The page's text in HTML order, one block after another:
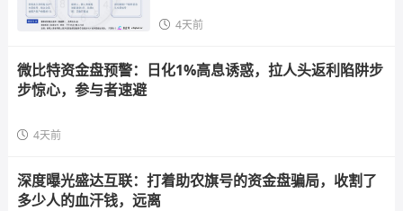
4天前
微比特资金盘预警：日化1%高息诱惑，拉人头返利陷阱步
步惊心，参与者速避
4天前
深度曝光盛达互联：打着助农旗号的资金盘骗局，收割了
多少人的血汗钱，远离